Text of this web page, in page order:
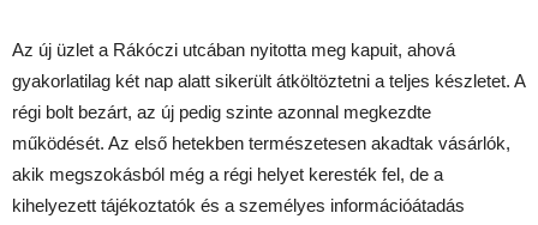
Az új üzlet a Rákóczi utcában nyitotta meg kapuit, ahová
gyakorlatilag két nap alatt sikerült átköltöztetni a teljes készletet. A
régi bolt bezárt, az új pedig szinte azonnal megkezdte
működését. Az első hetekben természetesen akadtak vásárlók,
akik megszokásból még a régi helyet keresték fel, de a
kihelyezett tájékoztatók és a személyes információátadás